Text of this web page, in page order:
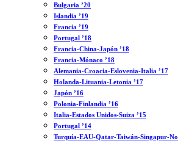
Bulgaria ’20
Islandia ’19
Francia ’19
Portugal ’18
Francia-China-Japón ’18
Francia-Mónaco ’18
Alemania-Croacia-Eslovenia-Italia ’17
Holanda-Lituania-Letonia ’17
Japón ’16
Polonia-Finlandia ’16
Italia-Estados Unidos-Suiza ’15
Portugal ’14
Turquía-EAU-Qatar-Taiwán-Singapur-